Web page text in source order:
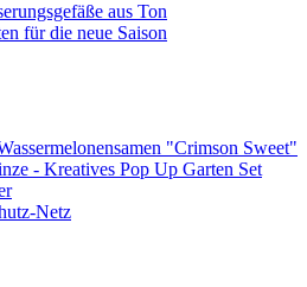
aus Ton
für die neue Saison
"Crimson Sweet"
- Kreatives Pop Up Garten Set
Netz